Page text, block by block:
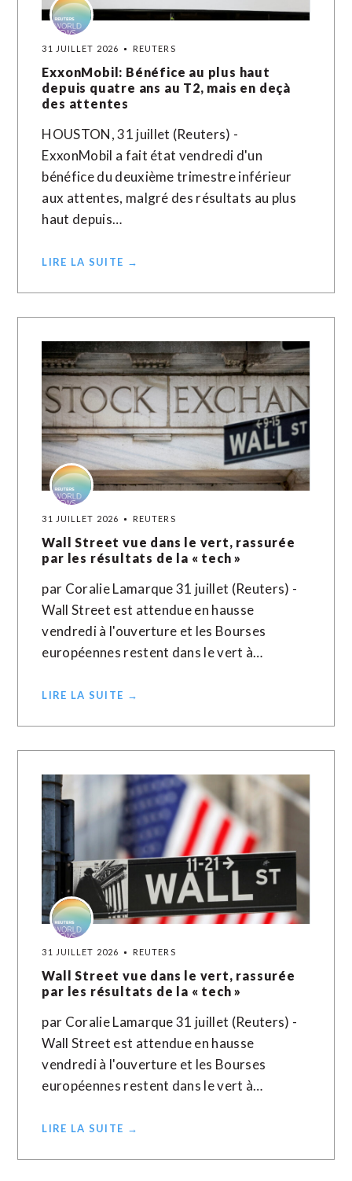
31 JUILLET 2026 REUTERS
ExxonMobil: Bénéfice au plus haut
depuis quatre ans au T2, mais en deçà
des attentes
HOUSTON, 31 juillet (Reuters) -
ExxonMobil a fait état vendredi d'un
bénéfice du deuxième trimestre inférieur
aux attentes, malgré des résultats au plus
haut depuis…
LIRE LA SUITE →
31 JUILLET 2026 REUTERS
Wall Street vue dans le vert, rassurée
par les résultats de la « tech »
par Coralie Lamarque 31 juillet (Reuters) -
Wall Street est attendue en hausse
vendredi à l'ouverture et les Bourses
européennes restent dans le vert à…
LIRE LA SUITE →
31 JUILLET 2026 REUTERS
Wall Street vue dans le vert, rassurée
par les résultats de la « tech »
par Coralie Lamarque 31 juillet (Reuters) -
Wall Street est attendue en hausse
vendredi à l'ouverture et les Bourses
européennes restent dans le vert à…
LIRE LA SUITE →